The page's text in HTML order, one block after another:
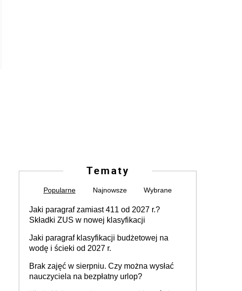
Tematy
Popularne Najnowsze Wybrane
Jaki paragraf zamiast 411 od 2027 r.?
Składki ZUS w nowej klasyfikacji
Jaki paragraf klasyfikacji budżetowej na
wodę i ścieki od 2027 r.
Brak zajęć w sierpniu. Czy można wysłać
nauczyciela na bezpłatny urlop?